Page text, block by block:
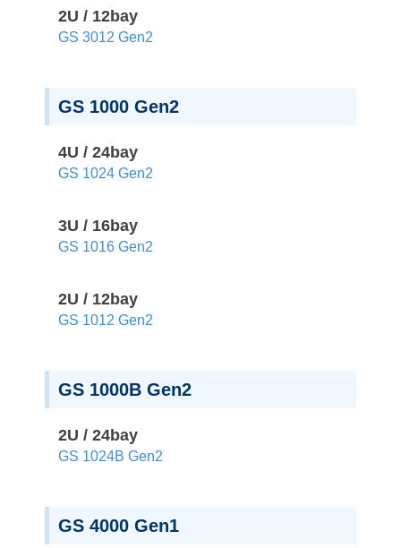
2U / 12bay
GS 3012 Gen2
GS 1000 Gen2
4U / 24bay
GS 1024 Gen2
3U / 16bay
GS 1016 Gen2
2U / 12bay
GS 1012 Gen2
GS 1000B Gen2
2U / 24bay
GS 1024B Gen2
GS 4000 Gen1